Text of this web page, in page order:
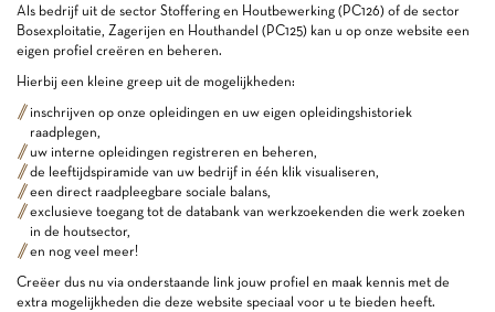
Als bedrijf uit de sector Stoffering en Houtbewerking (PC126) of de sector
Bosexploitatie, Zagerijen en Houthandel (PC125) kan u op onze website een
eigen profiel creëren en beheren.
Hierbij een kleine greep uit de mogelijkheden:
inschrijven op onze opleidingen en uw eigen opleidingshistoriek
raadplegen,
uw interne opleidingen registreren en beheren,
de leeftijdspiramide van uw bedrijf in één klik visualiseren,
een direct raadpleegbare sociale balans,
exclusieve toegang tot de databank van werkzoekenden die werk zoeken
in de houtsector,
en nog veel meer!
Creëer dus nu via onderstaande link jouw profiel en maak kennis met de
extra mogelijkheden die deze website speciaal voor u te bieden heeft.